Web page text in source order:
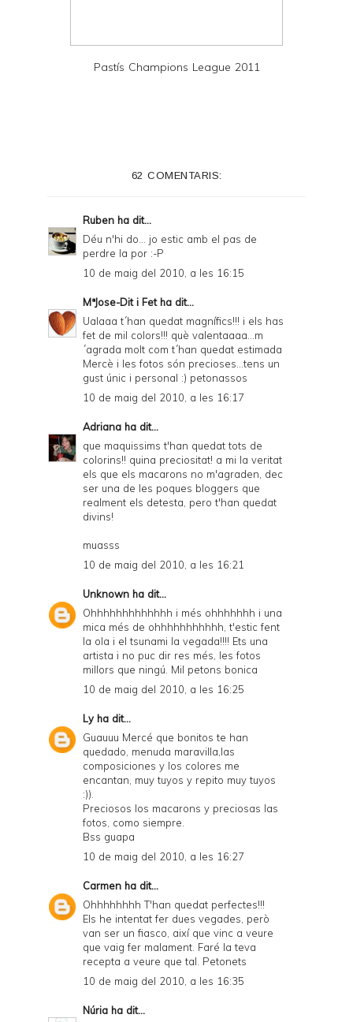
Pastís Champions League 2011
62 COMENTARIS:
Ruben ha dit...
Déu n'hi do... jo estic amb el pas de
perdre la por :-P
10 de maig del 2010, a les 16:15
MªJose-Dit i Fetha dit...
Ualaaa t´han quedat magnífics!!! i els has
fet de mil colors!!! què valentaaaa...m
´agrada molt com t´han quedat estimada
Mercè i les fotos són precioses...tens un
gust únic i personal :) petonassos
10 de maig del 2010, a les 16:17
Adriana ha dit...
que maquissims t'han quedat tots de
colorins!! quina preciositat! a mi la veritat
els que els macarons no m'agraden, dec
ser una de les poques bloggers que
realment els detesta, pero t'han quedat
divins!
muasss
10 de maig del 2010, a les 16:21
Unknown ha dit...
Ohhhhhhhhhhhhh i més ohhhhhhh i una
mica més de ohhhhhhhhhhh, t'estic fent
la ola i el tsunami la vegada!!!! Ets una
artista i no puc dir res més, les fotos
millors que ningú. Mil petons bonica
10 de maig del 2010, a les 16:25
Lyha dit...
Guauuu Mercé que bonitos te han
quedado, menuda maravilla,las
composiciones y los colores me
encantan, muy tuyos y repito muy tuyos
:)).
Preciosos los macarons y preciosas las
fotos, como siempre.
Bss guapa
10 de maig del 2010, a les 16:27
Carmen ha dit...
Ohhhhhhhh T'han quedat perfectes!!!
Els he intentat fer dues vegades, però
van ser un fiasco, així que vinc a veure
que vaig fer malament. Faré la teva
recepta a veure que tal. Petonets
10 de maig del 2010, a les 16:35
Núria ha dit...